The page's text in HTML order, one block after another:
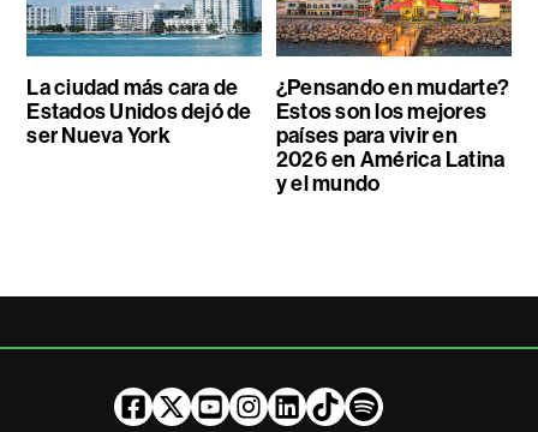
La ciudad más cara de
Estados Unidos dejó de
ser Nueva York
¿Pensando en mudarte?
Estos son los mejores
países para vivir en
2026 en América Latina
y el mundo